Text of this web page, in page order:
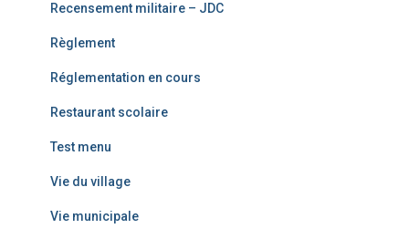
Recensement militaire – JDC
Règlement
Réglementation en cours
Restaurant scolaire
Test menu
Vie du village
Vie municipale